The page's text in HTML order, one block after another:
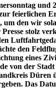
und
feierlichen
den wir
stolz
den
eines
von der
Düren
Das